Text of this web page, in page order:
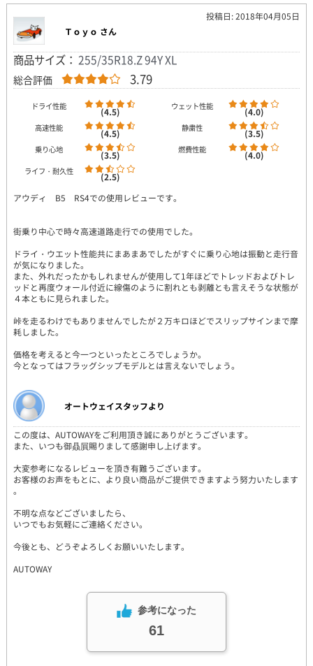
投稿日: 2018年04月05日
Ｔｏｙｏ さん
商品サイズ： 255/35R18.Z 94Y XL
総合評価 3.79
ドライ性能 (4.5) ウェット性能 (4.0)
高速性能 (4.5) 静粛性 (3.5)
乗り心地 (3.5) 燃費性能 (4.0)
ライフ・耐久性
(2.5)
アウディ B5 RS4での使用レビューです。
街乗り中心で時々高速道路走行での使用でした。
ドライ・ウエット性能共にまあまあでしたがすぐに乗り心地は振動と走行音
が気になりました。
また、外れだったかもしれませんが使用して1年ほどでトレッドおよびトレ
ッドと再度ウォール付近に線傷のように割れとも剥離とも言えそうな状態が
４本ともに見られました。
峠を走るわけでもありませんでしたが２万キロほどでスリップサインまで摩
耗しました。
価格を考えると今一つといったところでしょうか。
今となってはフラッグシップモデルとは言えないでしょう。
オートウェイスタッフより
この度は、AUTOWAYをご利用頂き誠にありがとうございます。
また、いつも御贔屓賜りまして感謝申し上げます。
大変参考になるレビューを頂き有難うございます。
お客様のお声をもとに、より良い商品がご提供できますよう努力いたします
。
不明な点などございましたら、
いつでもお気軽にご連絡ください。
今後とも、どうぞよろしくお願いいたします。
AUTOWAY
参考になった
61